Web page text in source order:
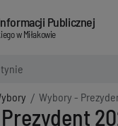
Urzędu
Publicznej
w Miłakowie
Wybory -